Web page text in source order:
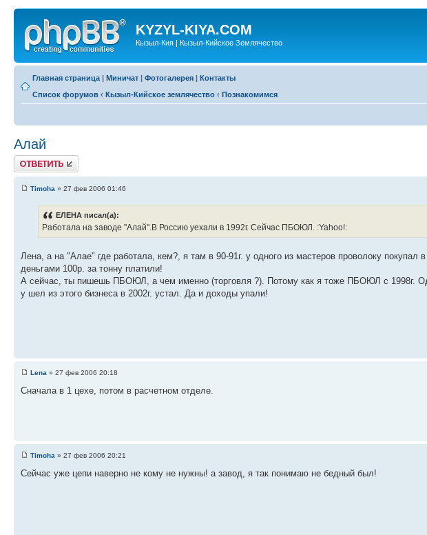
KYZYL-KIYA.COM
Кызыл-Кия | Кызыл-Кийское Землячество
Главная страница | Миничат | Фотогалерея | Контакты
Список форумов ‹ Кызыл-Кийское землячество ‹ Познакомимся
Алай
Ответить
Timoha » 27 фев 2006 01:46
ЕЛЕНА писал(а):
Работала на заводе "Алай".В Россию уехали в 1992г. Сейчас ПБОЮЛ. :Yahoo!:
Лена, а на "Алае" где работала, кем?, я там в 90-91г. у одного из мастеров проволоку
деньгами 100р. за тонну платили!
А сейчас, ты пишешь ПБОЮЛ, а чем именно (торговля ?). Потому как я тоже ПБОЮЛ с 1998г.
у шел из этого бизнеса в 2002г. устал. Да и доходы упали!
Lena » 27 фев 2006 20:18
Cначала в 1 цехе, потом в расчетном отделе.
Timoha » 27 фев 2006 20:21
Сейчас уже цепи наверно не кому не нужны! а завод, я так понимаю не бедный был!